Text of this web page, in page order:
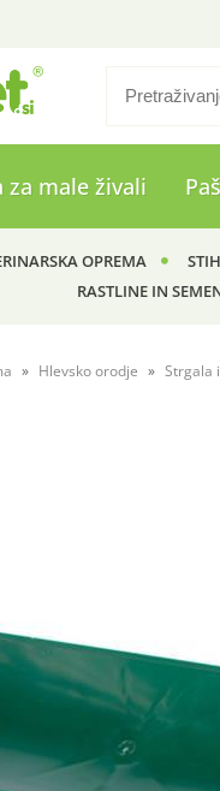
za male živali
OPREMA
RASTLINE IN
Hlevsko orodje Strgala